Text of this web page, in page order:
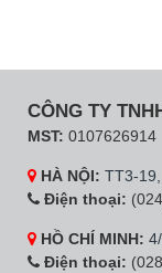
CÔNG TY
MST: 0107626914
HÀ NỘI: TT3-
Điện thoại:
HỒ CHÍ MINH:
Điện thoại: